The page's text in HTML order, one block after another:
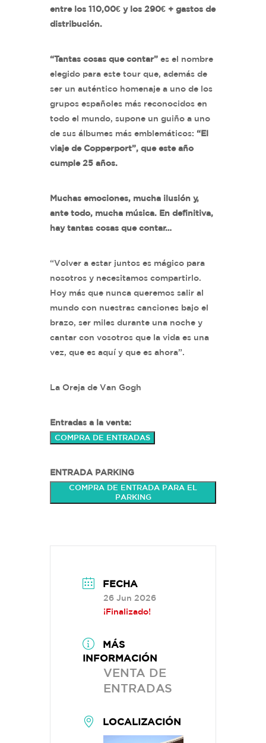
entre los 110,00€ y los 290€ + gastos de
distribución.
“Tantas cosas que contar” es el nombre
elegido para este tour que, además de
ser un auténtico homenaje a uno de los
grupos españoles más reconocidos en
todo el mundo, supone un guiño a uno
de sus álbumes más emblemáticos: “El
viaje de Copperport”, que este año
cumple 25 años.
Muchas emociones, mucha ilusión y,
ante todo, mucha música. En definitiva,
hay tantas cosas que contar…
“Volver a estar juntos es mágico para
nosotros y necesitamos compartirlo.
Hoy más que nunca queremos salir al
mundo con nuestras canciones bajo el
brazo, ser miles durante una noche y
cantar con vosotros que la vida es una
vez, que es aquí y que es ahora”.
La Oreja de Van Gogh
Entradas a la venta:
COMPRA DE ENTRADAS
ENTRADA PARKING
COMPRA DE ENTRADA PARA EL
PARKING
FECHA
26 Jun 2026
¡Finalizado!
MÁS
INFORMACIÓN
VENTA DE
ENTRADAS
LOCALIZACIÓN